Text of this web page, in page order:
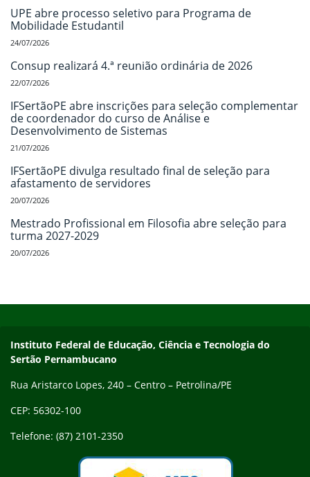
UPE abre processo seletivo para Programa de
Mobilidade Estudantil
24/07/2026
Consup realizará 4.ª reunião ordinária de 2026
22/07/2026
IFSertãoPE abre inscrições para seleção complementar
de coordenador do curso de Análise e
Desenvolvimento de Sistemas
21/07/2026
IFSertãoPE divulga resultado final de seleção para
afastamento de servidores
20/07/2026
Mestrado Profissional em Filosofia abre seleção para
turma 2027-2029
20/07/2026
Endereço
Instituto Federal de Educação, Ciência e Tecnologia do
Sertão Pernambucano
Rua Aristarco Lopes, 240 – Centro – Petrolina/PE
CEP: 56302-100
Telefone: (87) 2101-2350